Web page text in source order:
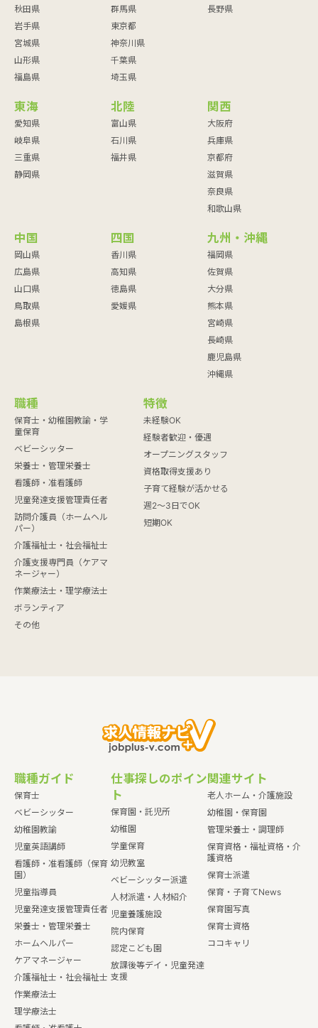
秋田県
岩手県
宮城県
山形県
福島県
群馬県
東京都
神奈川県
千葉県
埼玉県
長野県
東海
愛知県
岐阜県
三重県
静岡県
北陸
富山県
石川県
福井県
関西
大阪府
兵庫県
京都府
滋賀県
奈良県
和歌山県
中国
岡山県
広島県
山口県
鳥取県
島根県
四国
香川県
高知県
徳島県
愛媛県
九州・沖縄
福岡県
佐賀県
大分県
熊本県
宮崎県
長崎県
鹿児島県
沖縄県
職種
保育士・幼稚園教諭・学
童保育
ベビーシッター
栄養士・管理栄養士
看護師・准看護師
児童発達支援管理責任者
訪問介護員（ホームヘル
パー）
介護福祉士・社会福祉士
介護支援専門員（ケアマ
ネージャー）
作業療法士・理学療法士
ボランティア
その他
特徴
未経験OK
経験者歓迎・優遇
オープニングスタッフ
資格取得支援あり
子育て経験が活かせる
週2～3日でOK
短期OK
職種ガイド
保育士
ベビーシッター
幼稚園教諭
児童英語講師
看護師・准看護師（保育
園）
児童指導員
児童発達支援管理責任者
栄養士・管理栄養士
ホームヘルパー
ケアマネージャー
介護福祉士・社会福祉士
作業療法士
理学療法士
仕事探しのポイン
ト
保育園・託児所
幼稚園
学童保育
幼児教室
ベビーシッター派遣
人材派遣・人材紹介
児童養護施設
院内保育
認定こども園
放課後等デイ・児童発達
支援
関連サイト
老人ホーム・介護施設
幼稚園・保育園
管理栄養士・調理師
保育資格・福祉資格・介
護資格
保育士派遣
保育・子育てNews
保育園写真
保育士資格
ココキャリ